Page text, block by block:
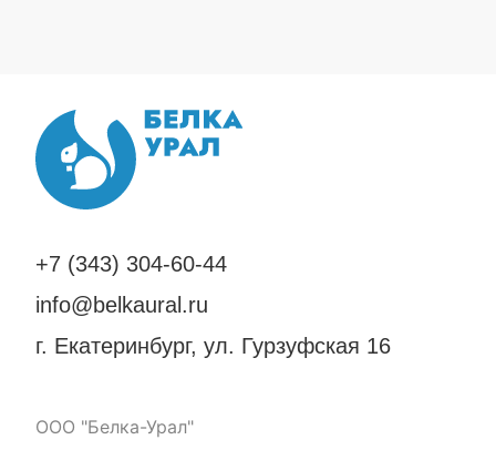
+7 (343) 304-60-44
info@belkaural.ru
г. Екатеринбург, ул. Гурзуфская 16
ООО "Белка-Урал"